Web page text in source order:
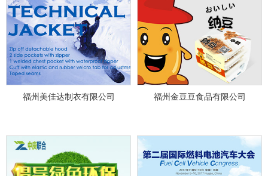
福州美佳达制衣有限公司 福州金豆豆食品有限公司